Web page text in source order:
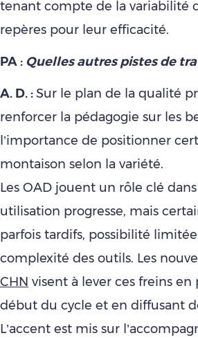
tenant compte de la variabilité
repères pour leur efficacité.
PA : Quelles autres pistes de
A. D. :Sur le plan de la qualité
renforcer la pédagogie sur les
l’importance de positionner
montaison selon la variété.
Les OAD jouent un rôle clé
utilisation progresse, mais
parfois tardifs, possibilité
complexité des outils. Les
CHN visent à lever ces freins
début du cycle et en diffusant
L’accent est mis sur